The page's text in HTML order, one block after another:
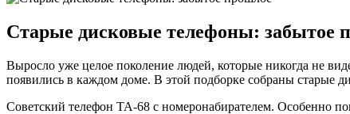
Старые дисковые телефоны: забытое
Выросло уже целое поколение людей, которые никогда не
появились в каждом доме. В этой подборке собраны старые
Советский телефон ТА-68 с номеронабирателем. Особенно